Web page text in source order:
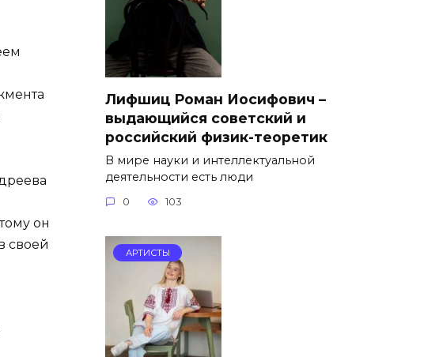
он
своей
Лифшиц Роман Иосифович –
выдающийся советский и
российский физик-теоретик
В мире науки и интеллектуальной
деятельности есть люди
0 103
АРТИСТЫ